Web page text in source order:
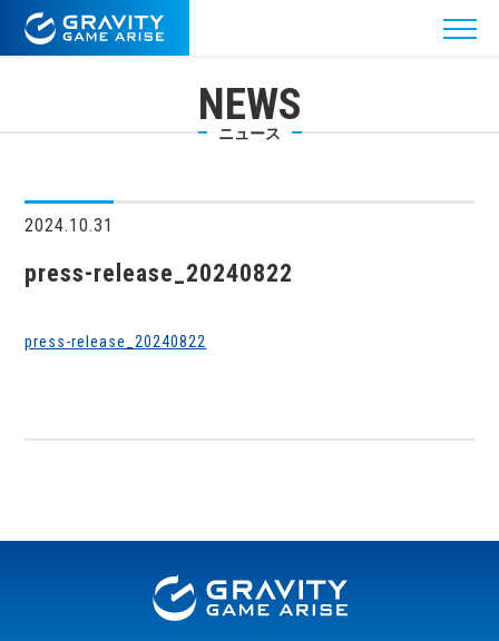
NEWS
ニュース
2024.10.31
press-release_20240822
press-release_20240822